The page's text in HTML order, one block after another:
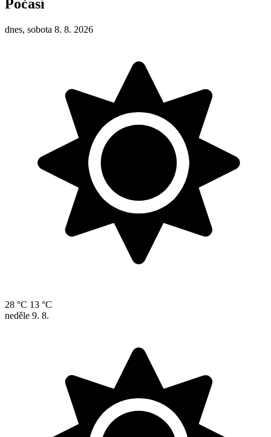
Počasí
dnes, sobota 8. 8. 2026
28 °C 13 °C
neděle 9. 8.